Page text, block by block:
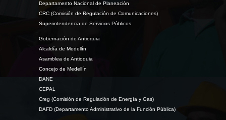
Departamento Nacional de Planeación
CRC (Comisión de Regulación de Comunicaciones)
Superintendencia de Servicios Públicos
Gobernación de Antioquia
Alcaldía de Medellín
Asamblea de Antioquia
Concejo de Medellín
DANE
CEPAL
Creg (Comisión de Regulación de Energía y Gas)
DAFD (Departamento Administrativo de la Función Pública)